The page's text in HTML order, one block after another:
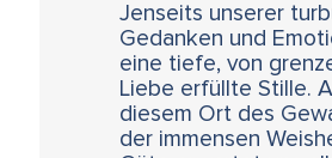
Jenseits unserer
Gedanken und
eine tiefe, von
Liebe erfüllte Stille.
diesem Ort des
der immensen